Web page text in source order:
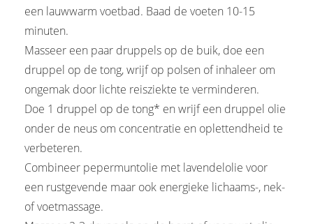
een lauwwarm voetbad. Baad de voeten 10-15
minuten.
Masseer een paar druppels op de buik, doe een
druppel op de tong, wrijf op polsen of inhaleer om
ongemak door lichte reisziekte te verminderen.
Doe 1 druppel op de tong* en wrijf een druppel olie
onder de neus om concentratie en oplettendheid te
verbeteren.
Combineer pepermuntolie met lavendelolie voor
een rustgevende maar ook energieke lichaams-, nek-
of voetmassage.